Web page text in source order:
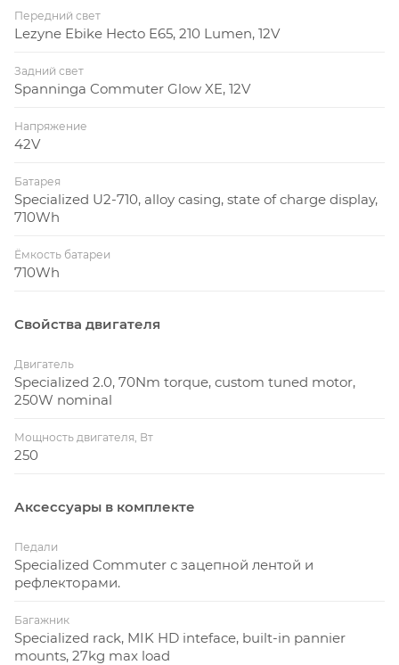
Передний свет
Lezyne Ebike Hecto E65, 210 Lumen, 12V
Задний свет
Spanninga Commuter Glow XE, 12V
Напряжение
42V
Батарея
Specialized U2-710, alloy casing, state of charge display,
710Wh
Ёмкость батареи
710Wh
Свойства двигателя
Двигатель
Specialized 2.0, 70Nm torque, custom tuned motor,
250W nominal
Мощность двигателя, Вт
250
Аксессуары в комплекте
Педали
Specialized Commuter с зацепной лентой и
рефлекторами.
Багажник
Specialized rack, MIK HD inteface, built-in pannier
mounts, 27kg max load